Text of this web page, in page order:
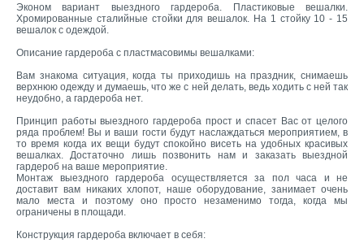
Эконом вариант выездного гардероба. Пластиковые вешалки.
Хромированные сталийные стойки для вешалок. На 1 стойку 10 - 15
вешалок с одеждой.
Описание гардероба с пластмасовимы вешалками:
Вам знакома ситуация, когда ты приходишь на праздник, снимаешь
верхнюю одежду и думаешь, что же с ней делать, ведь ходить с ней так
неудобно, а гардероба нет.
Принцип работы выездного гардероба прост и спасет Вас от целого
ряда проблем! Вы и ваши гости будут наслаждаться мероприятием, в
то время когда их вещи будут спокойно висеть на удобных красивых
вешалках. Достаточно лишь позвонить нам и заказать выездной
гардероб на ваше мероприятие.
Монтаж выездного гардероба осуществляется за пол часа и не
доставит вам никаких хлопот, наше оборудование, занимает очень
мало места и поэтому оно просто незаменимо тогда, когда мы
ограничены в площади.
Конструкция гардероба включает в себя: